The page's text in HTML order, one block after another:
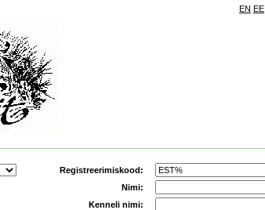
EN EE
Registreerimiskood:
Nimi:
Kenneli nimi: